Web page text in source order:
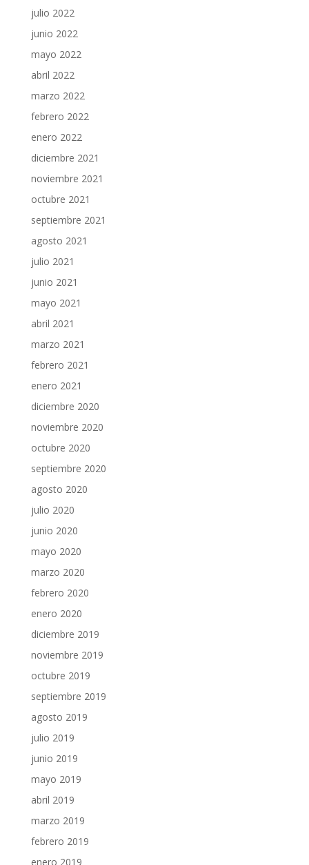
julio 2022
junio 2022
mayo 2022
abril 2022
marzo 2022
febrero 2022
enero 2022
diciembre 2021
noviembre 2021
octubre 2021
septiembre 2021
agosto 2021
julio 2021
junio 2021
mayo 2021
abril 2021
marzo 2021
febrero 2021
enero 2021
diciembre 2020
noviembre 2020
octubre 2020
septiembre 2020
agosto 2020
julio 2020
junio 2020
mayo 2020
marzo 2020
febrero 2020
enero 2020
diciembre 2019
noviembre 2019
octubre 2019
septiembre 2019
agosto 2019
julio 2019
junio 2019
mayo 2019
abril 2019
marzo 2019
febrero 2019
enero 2019